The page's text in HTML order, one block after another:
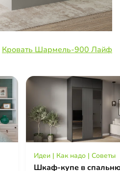
Кровать Шармель-900 Лайф
Идеи | Как надо | Советы
Шкаф-купе в